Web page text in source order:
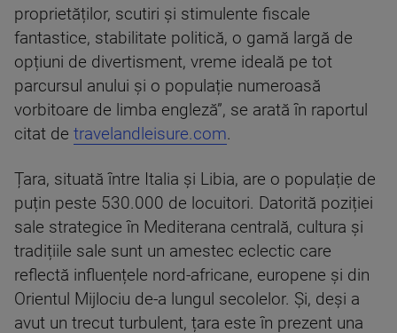
proprietăților, scutiri și stimulente fiscale
fantastice, stabilitate politică, o gamă largă de
opțiuni de divertisment, vreme ideală pe tot
parcursul anului și o populație numeroasă
vorbitoare de limba engleză”, se arată în raportul
citat de travelandleisure.com.
Țara, situată între Italia și Libia, are o populație de
puțin peste 530.000 de locuitori. Datorită poziției
sale strategice în Mediterana centrală, cultura și
tradițiile sale sunt un amestec eclectic care
reflectă influențele nord-africane, europene și din
Orientul Mijlociu de-a lungul secolelor. Și, deși a
avut un trecut turbulent, țara este în prezent una